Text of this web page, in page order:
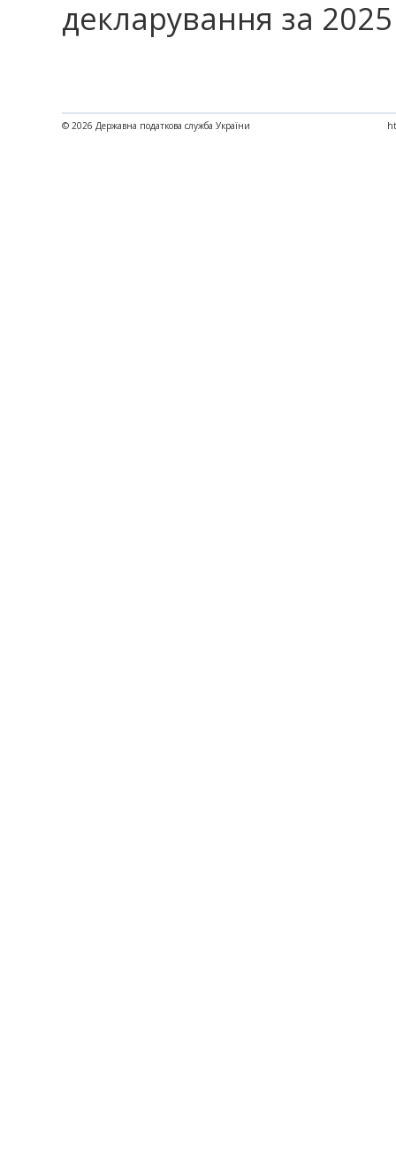
декларування за 2025
© 2026 Державна податкова служба України